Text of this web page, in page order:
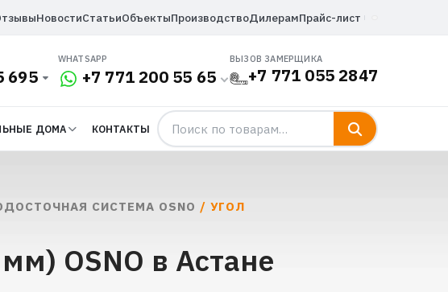
НовостиСтатьиОбъектыПроизводствоДилерамПрайс-лист
695
WHATSAPP
+7 771 200 55 65
ВЫЗОВ ЗАМЕРЩИКА
+7 771 055 2847
ДОМА КОНТАКТЫ
СИСТЕМА OSNO / УГОЛ
OSNO в Астане